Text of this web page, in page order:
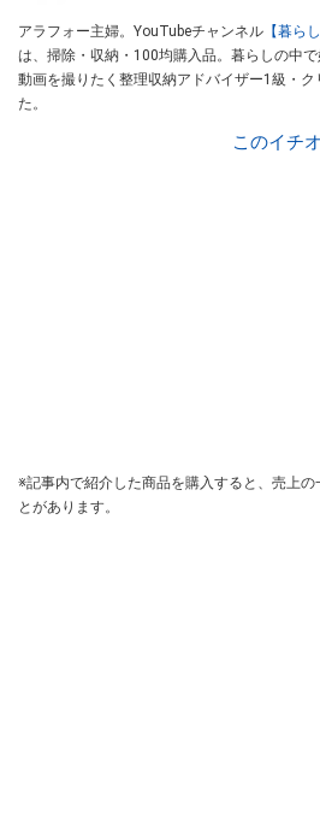
アラフォー主婦。YouTubeチャンネル 【暮ら
は、掃除・収納・100均購入品。暮らしの中
動画を撮りたく整理収納アドバイザー1級・
た。
このイチ
※記事内で紹介した商品を購入すると、売上
とがあります。